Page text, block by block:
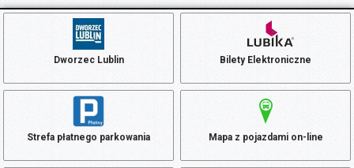
Dworzec Lublin Bilety Elektroniczne
Strefa płatnego parkowania Mapa z pojazdami on-line